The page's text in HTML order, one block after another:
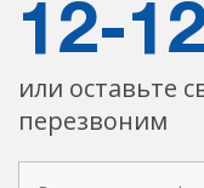
12-
или оставьте
перезвоним